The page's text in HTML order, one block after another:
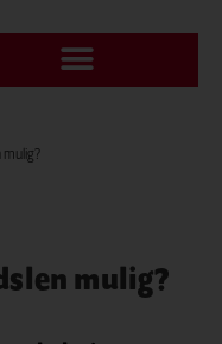
mulig?
mulig?